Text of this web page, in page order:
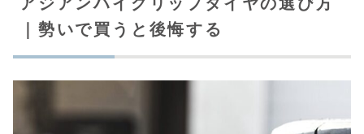
｜勢いで買うと後悔する